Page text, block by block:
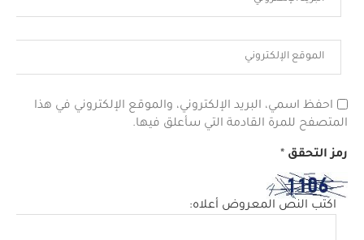
احفظ اسمي، البريد الإلكتروني، والموقع الإلكتروني في هذا
المتصفح للمرة القادمة التي سأعلق فيها.
رمز التحقق *
اكتب النص المعروض أعلاه: